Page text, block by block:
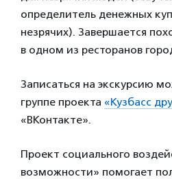
определитель денежных
незрячих). Завершается
в одном из ресторанов
Записаться на экскурсию
группе проекта «Кузбасс
«ВКонтакте».
Проект социального
возможности» помогает